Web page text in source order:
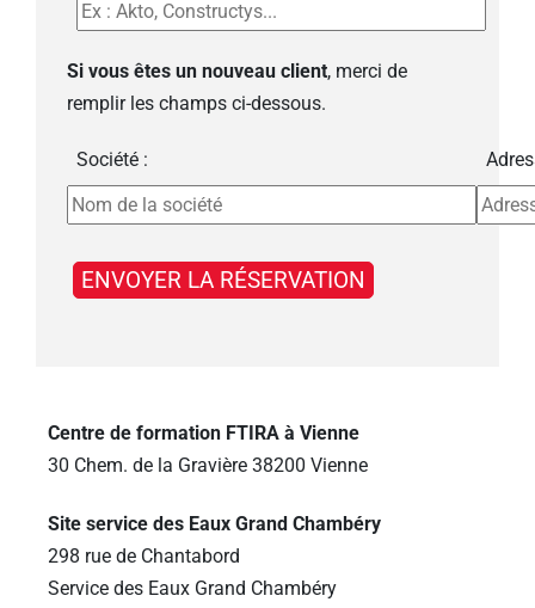
Si vous êtes un nouveau client, merci de
remplir les champs ci-dessous.
Société :
Centre de formation FTIRA à Vienne
30 Chem. de la Gravière 38200 Vienne
Site service des Eaux Grand Chambéry
298 rue de Chantabord
Service des Eaux Grand Chambéry